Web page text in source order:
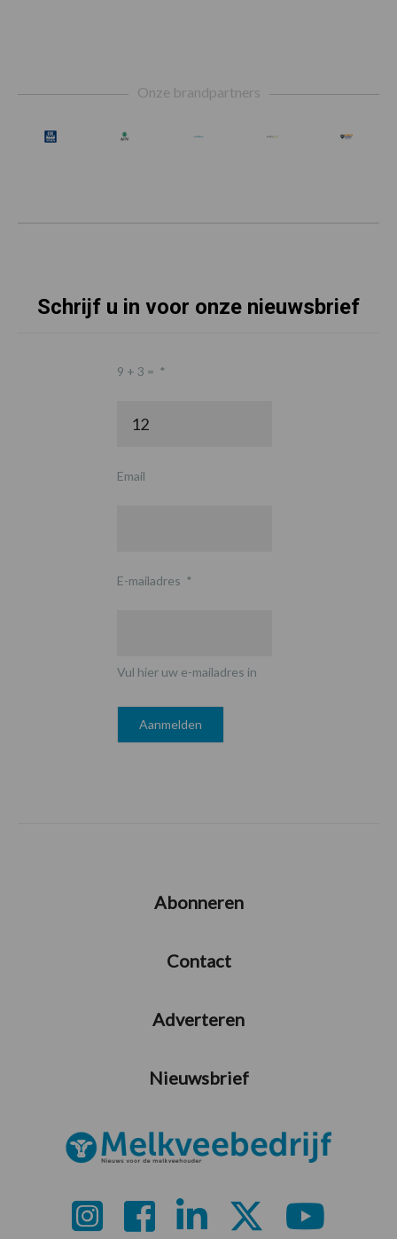
Onze brandpartners
Schrijf u in voor onze nieuwsbrief
9 + 3 = *
Email
E-mailadres *
Vul hier uw e-mailadres in
Abonneren
Contact
Adverteren
Nieuwsbrief